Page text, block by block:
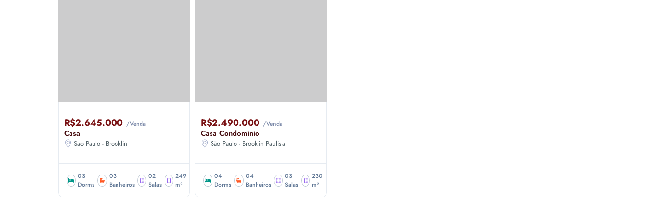
R$2.645.000 /Venda
Casa
Sao Paulo - Brooklin
03
Dorms
03
Banheiros
02
Salas
249
m²
R$2.490.000 /Venda
Casa Condomínio
São Paulo - Brooklin Paulista
04
Dorms
04
Banheiros
03
Salas
230
m²